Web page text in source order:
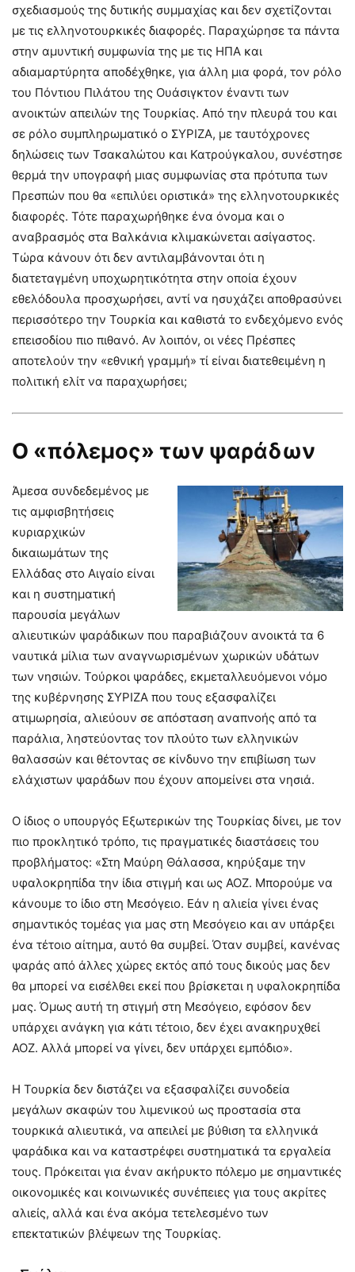
σχεδιασμούς της δυτικής συμμαχίας και δεν σχετίζονται
με τις ελληνοτουρκικές διαφορές. Παραχώρησε τα πάντα
στην αμυντική συμφωνία της με τις ΗΠΑ και
αδιαμαρτύρητα αποδέχθηκε, για άλλη μια φορά, τον ρόλο
του Πόντιου Πιλάτου της Ουάσιγκτον έναντι των
ανοικτών απειλών της Τουρκίας. Από την πλευρά του και
σε ρόλο συμπληρωματικό ο ΣΥΡΙΖΑ, με ταυτόχρονες
δηλώσεις των Τσακαλώτου και Κατρούγκαλου, συνέστησε
θερμά την υπογραφή μιας συμφωνίας στα πρότυπα των
Πρεσπών που θα «επιλύει οριστικά» της ελληνοτουρκικές
διαφορές. Τότε παραχωρήθηκε ένα όνομα και ο
αναβρασμός στα Βαλκάνια κλιμακώνεται ασίγαστος.
Τώρα κάνουν ότι δεν αντιλαμβάνονται ότι η
διατεταγμένη υποχωρητικότητα στην οποία έχουν
εθελόδουλα προσχωρήσει, αντί να ησυχάζει αποθρασύνει
περισσότερο την Τουρκία και καθιστά το ενδεχόμενο ενός
επεισοδίου πιο πιθανό. Αν λοιπόν, οι νέες Πρέσπες
αποτελούν την «εθνική γραμμή» τί είναι διατεθειμένη η
πολιτική ελίτ να παραχωρήσει;
Ο «πόλεμος» των ψαράδων
Άμεσα συνδεδεμένος με
τις αμφισβητήσεις
κυριαρχικών
δικαιωμάτων της
Ελλάδας στο Αιγαίο είναι
και η συστηματική
παρουσία μεγάλων
αλιευτικών ψαράδικων που παραβιάζουν ανοικτά τα 6
ναυτικά μίλια των αναγνωρισμένων χωρικών υδάτων
των νησιών. Τούρκοι ψαράδες, εκμεταλλευόμενοι νόμο
της κυβέρνησης ΣΥΡΙΖΑ που τους εξασφαλίζει
ατιμωρησία, αλιεύουν σε απόσταση αναπνοής από τα
παράλια, ληστεύοντας τον πλούτο των ελληνικών
θαλασσών και θέτοντας σε κίνδυνο την επιβίωση των
ελάχιστων ψαράδων που έχουν απομείνει στα νησιά.
Ο ίδιος ο υπουργός Εξωτερικών της Τουρκίας δίνει, με τον
πιο προκλητικό τρόπο, τις πραγματικές διαστάσεις του
προβλήματος: «Στη Μαύρη Θάλασσα, κηρύξαμε την
υφαλοκρηπίδα την ίδια στιγμή και ως ΑΟΖ. Μπορούμε να
κάνουμε το ίδιο στη Μεσόγειο. Εάν η αλιεία γίνει ένας
σημαντικός τομέας για μας στη Μεσόγειο και αν υπάρξει
ένα τέτοιο αίτημα, αυτό θα συμβεί. Όταν συμβεί, κανένας
ψαράς από άλλες χώρες εκτός από τους δικούς μας δεν
θα μπορεί να εισέλθει εκεί που βρίσκεται η υφαλοκρηπίδα
μας. Όμως αυτή τη στιγμή στη Μεσόγειο, εφόσον δεν
υπάρχει ανάγκη για κάτι τέτοιο, δεν έχει ανακηρυχθεί
ΑΟΖ. Αλλά μπορεί να γίνει, δεν υπάρχει εμπόδιο».
Η Τουρκία δεν διστάζει να εξασφαλίζει συνοδεία
μεγάλων σκαφών του λιμενικού ως προστασία στα
τουρκικά αλιευτικά, να απειλεί με βύθιση τα ελληνικά
ψαράδικα και να καταστρέφει συστηματικά τα εργαλεία
τους. Πρόκειται για έναν ακήρυκτο πόλεμο με σημαντικές
οικονομικές και κοινωνικές συνέπειες για τους ακρίτες
αλιείς, αλλά και ένα ακόμα τετελεσμένο των
επεκτατικών βλέψεων της Τουρκίας.